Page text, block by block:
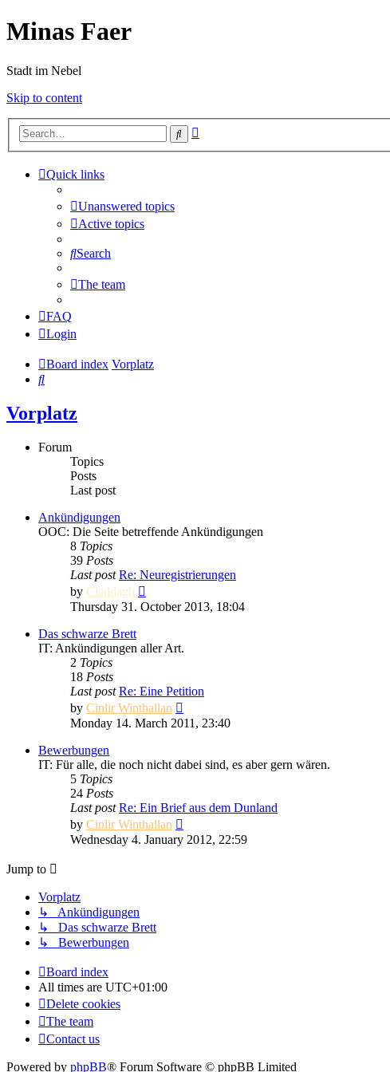
Minas Faer
Stadt im Nebel
Skip to content
Search
Quick links
Unanswered topics
Active topics
Search
The team
FAQ
Login
Board index Vorplatz
Search
Vorplatz
Forum
Topics
Posts
Last post
Ankündigungen
OOC: Die Seite betreffende Ankündigungen
8 Topics
39 Posts
Last post Re: Neuregistrierungen
by Claddagh
the
Thursday 31. October 2013, 18:04
Das schwarze Brett
IT: Ankündigungen aller Art.
2 Topics
18 Posts
Last post Re: Eine Petition
by Cinlir Winthallan
the
latest
Monday 14. March 2011, 23:40
Bewerbungen
IT: Für alle, die noch nicht dabei sind, es aber gern wären.
5 Topics
24 Posts
Last post Re: Ein Brief aus dem Dunland
by Cinlir Winthallan
the
Wednesday 4. January 2012, 22:59
Jump to
Vorplatz
↳ Ankündigungen
↳ Das schwarze Brett
↳ Bewerbungen
Board index
All times are UTC+01:00
Delete cookies
The team
Contact us
Powered by phpBB® Forum Software © phpBB Limited